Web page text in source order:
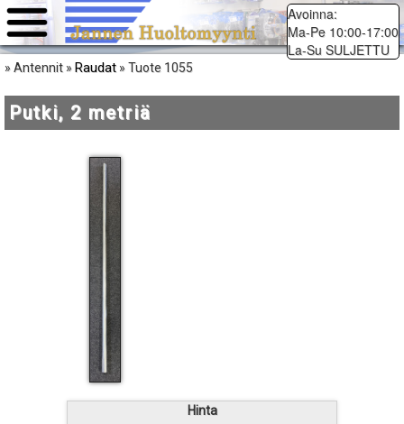
Avoinna:
Ma-Pe 10:00-17:00
La-Su SULJETTU
» Antennit »Raudat » Tuote 1055
Putki, 2 metriä
Hinta